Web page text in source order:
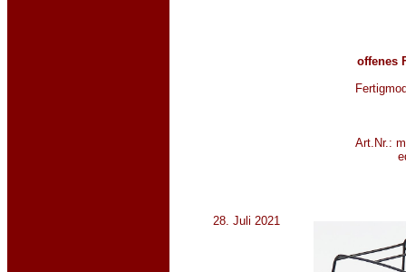
28. Juli 2021
offenes
Art.Nr.: